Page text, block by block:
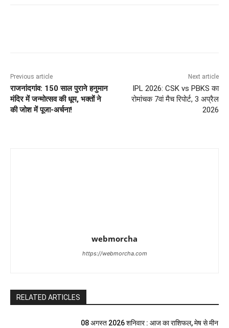
Previous article
राजनांदगांव: 150 साल पुराने हनुमान
मंदिर में जन्मोत्सव की धूम, भक्तों ने
की जोश में पूजा-अर्चना!
Next article
IPL 2026: CSK vs PBKS का
रोमांचक 7वां मैच रिपोर्ट, 3 अप्रैल
2026
webmorcha
https://webmorcha.com
RELATED ARTICLES
08 अगस्त 2026 शनिवार : आज का राशिफल, मेष से मीन